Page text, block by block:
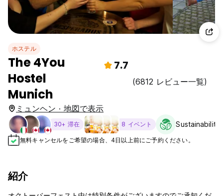
ホステル
The 4You
Hostel
Munich
7.7
(6812 レビュー一覧)
ミュンヘン · 地図で表示
30+ 滞在 8 イベント Sustainability
無料キャンセルをご希望の場合、4日以上前にご予約ください。
紹介